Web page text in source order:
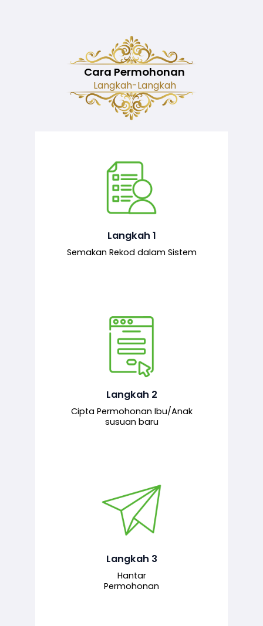
Cara Permohonan
Langkah-Langkah
Langkah 1
Semakan Rekod dalam Sistem
Semakan ke atas sejarah permohonan
yang pernah dibuat oleh pemohon,
Langkah 2
Cipta Permohonan Ibu/Anak
susuan baru
Pemohon mengisi borang
permohonan bagi pendaftaran
baharu melalui sistem.
Langkah 3
Hantar
Permohonan
Permohonan yang lengkap dihantar
untuk proses semakan dan
bertanggungjawab.